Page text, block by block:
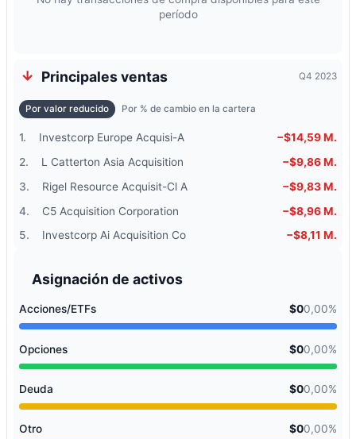
período
Principales ventas Q4 2023
Por valor reducido Por % de cambio en la cartera
1. Investcorp Europe Acquisi-A
−$14,59 M.
2.
L Catterton Asia Acquisition
−$9,86 M.
3.
Rigel Resource Acquisit-Cl A
−$9,83 M.
4.
C5 Acquisition Corporation
−$8,96 M.
5.
Investcorp Ai Acquisition Co −$8,11 M.
Asignación de activos
Acciones/ETFs $00,00%
Opciones $00,00%
Deuda $00,00%
Otro $00,00%